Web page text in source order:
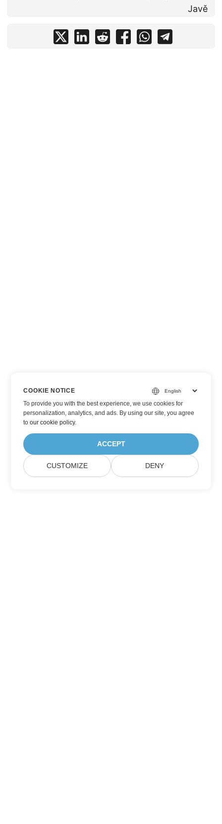
Javě
COOKIE NOTICE
To provide you with the best experience, we use cookies for
personalization, analytics, and ads. By using our site, you agree
toour cookie policy.
ACCEPT
CUSTOMIZE DENY